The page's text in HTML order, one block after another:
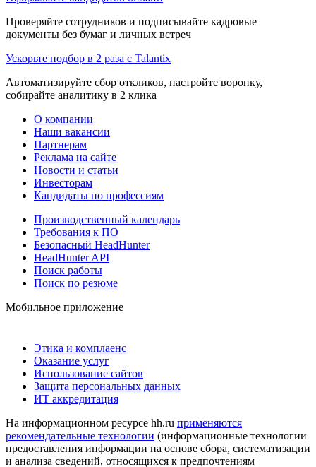
Проверяйте сотрудников и подписывайте кадровые
документы без бумаг и личных встреч
Ускорьте подбор в 2 раза с Talantix
Автоматизируйте сбор откликов, настройте воронку,
собирайте аналитику в 2 клика
О компании
Наши вакансии
Партнерам
Реклама на сайте
Новости и статьи
Инвесторам
Кандидаты по профессиям
Производственный календарь
Требования к ПО
Безопасный HeadHunter
HeadHunter API
Поиск работы
Поиск по резюме
Мобильное приложение
Этика и комплаенс
Оказание услуг
Использование сайтов
Защита персональных данных
ИТ аккредитация
На информационном ресурсе hh.ru применяются
рекомендательные технологии (информационные технологии
предоставления информации на основе сбора, систематизации
и анализа сведений, относящихся к предпочтениям